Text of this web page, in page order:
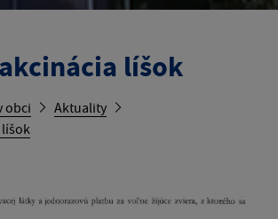
líšok
obci
Aktuality
líšok